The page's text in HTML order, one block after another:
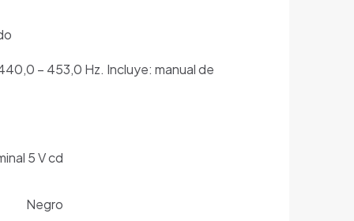
– 453,0 Hz. Incluye: manual de
5 V cd
Negro